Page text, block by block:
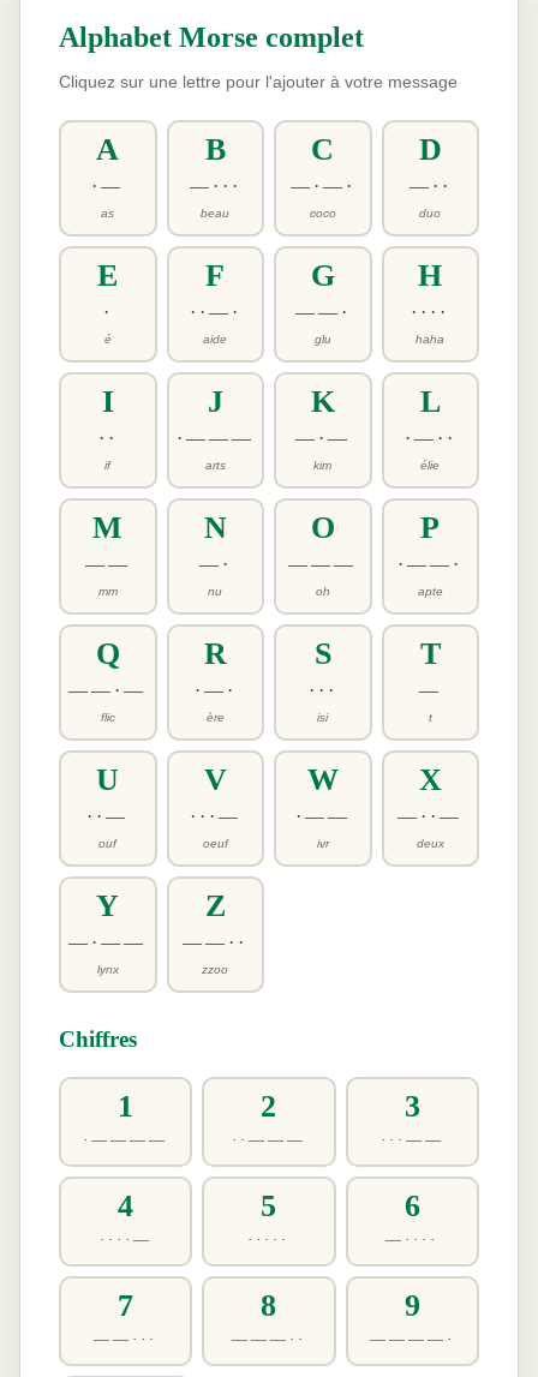
Alphabet Morse complet
Cliquez sur une lettre pour l'ajouter à votre message
A
·—
as
B
—···
beau
C
—·—·
coco
D
—··
duo
E
·
é
F
··—·
aide
G
——·
glu
H
····
haha
I
··
if
J
·———
arts
K
—·—
kim
L
·—··
élie
M
——
mm
N
—·
nu
O
———
oh
P
·——·
apte
Q
——·—
flic
R
·—·
ère
S
···
isi
T
—
t
U
··—
ouf
V
···—
oeuf
W
·——
ivr
X
—··—
deux
Y
—·——
lynx
Z
——··
zzoo
Chiffres
1
·————
2
··———
3
···——
4
····—
5
·····
6
—····
7
——···
8
———··
9
————·